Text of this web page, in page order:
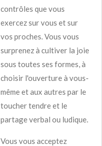
contrôles que vous
exercez sur vous et sur
vos proches. Vous vous
surprenez à cultiver la joie
sous toutes ses formes, à
choisir l'ouverture à vous-
même et aux autres par le
toucher tendre et le
partage verbal ou ludique.
Vous vous acceptez